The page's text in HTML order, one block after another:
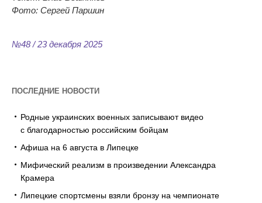
Фото: Сергей Паршин
№48 / 23 декабря 2025
ПОСЛЕДНИЕ НОВОСТИ
Родные украинских военных записывают видео
с благодарностью российским бойцам
Афиша на 6 августа в Липецке
Мифический реализм в произведении Александра
Крамера
Липецкие спортсмены взяли бронзу на чемпионате